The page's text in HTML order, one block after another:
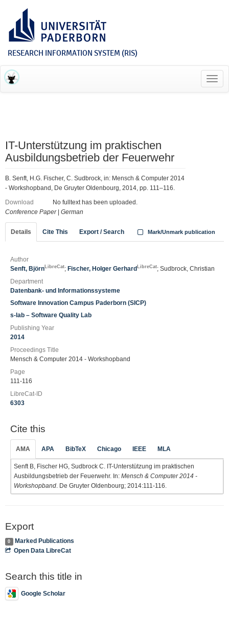
RESEARCH INFORMATION SYSTEM (RIS)
IT-Unterstützung im praktischen
Ausbildungsbetrieb der Feuerwehr
B. Senft, H.G. Fischer, C. Sudbrock, in: Mensch & Computer 2014
- Workshopband, De Gruyter Oldenbourg, 2014, pp. 111–116.
Download
No fulltext has been uploaded.
Conference Paper| German
Details Cite This Export / Search Mark/Unmark publication
Author
Senft, Björn LibreCat; Fischer, Holger Gerhard LibreCat; Sudbrock, Christian
Department
Datenbank- und Informationssysteme
Software Innovation Campus Paderborn (SICP)
s-lab – Software Quality Lab
Publishing Year
2014
Proceedings Title
Mensch & Computer 2014 - Workshopband
Page
111-116
LibreCat-ID
6303
Cite this
AMA APA BibTeX Chicago IEEE MLA
Senft B, Fischer HG, Sudbrock C. IT-Unterstützung im praktischen
Ausbildungsbetrieb der Feuerwehr. In: Mensch & Computer 2014 -
Workshopband . De Gruyter Oldenbourg; 2014:111-116.
Export
0
Marked Publications
Open Data LibreCat
Search this title in
Google Scholar